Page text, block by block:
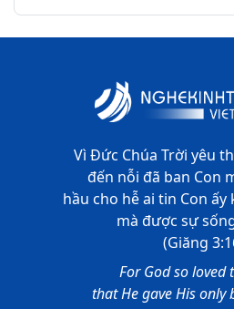
Vì Đức Chúa Trời yêu
đến nỗi đã ban Con
hầu cho hễ ai tin Con
mà được sự
(Giăng
For God so loved
that He gave His only